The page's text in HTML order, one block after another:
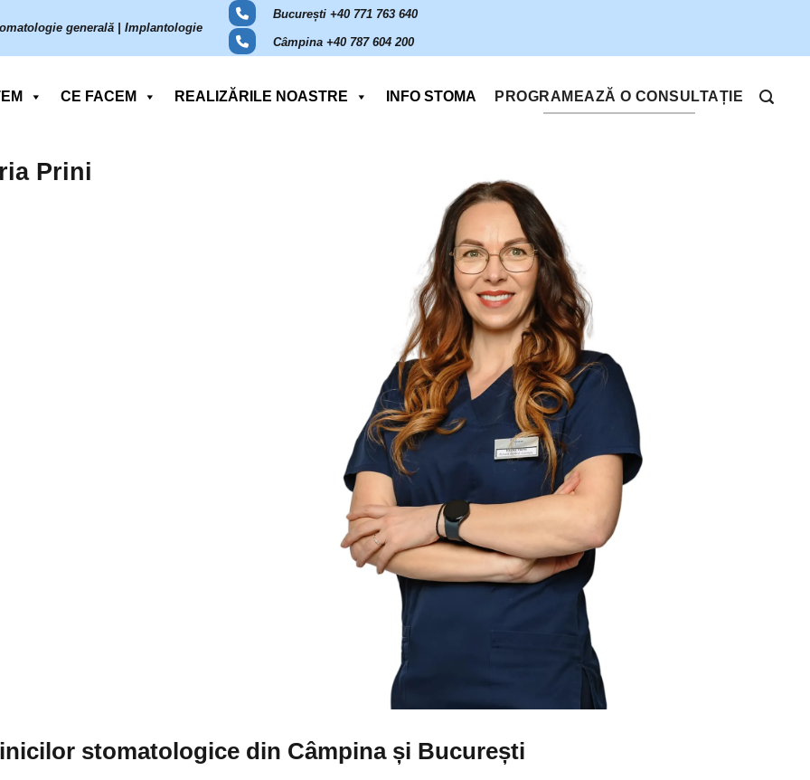
generală | Implantologie
București +40 771 763 640
Câmpina +40 787 604 200
CE FACEM REALIZĂRILE NOASTRE INFO STOMA PROGRAMEAZĂ O CONSULTAȚIE
Prini
stomatologice din Câmpina și București